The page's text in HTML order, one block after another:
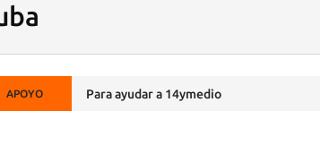
APOYO Para ayudar a 14ymedio